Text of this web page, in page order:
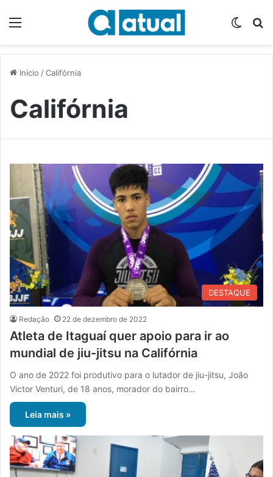
Início /Califórnia
Califórnia
DESTAQUE
Redação 22 de dezembro de 2022
Atleta de Itaguaí quer apoio para ir ao
mundial de jiu-jitsu na Califórnia
O ano de 2022 foi produtivo para o lutador de jiu-jitsu, João
Victor Venturi, de 18 anos, morador do bairro…
Leia mais »